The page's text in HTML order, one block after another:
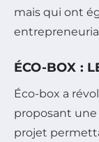
mais qui ont
ÉCO-BOX :
Éco-box a
proposant
projet